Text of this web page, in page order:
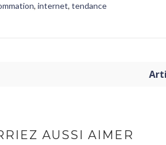
, internet, tendance
AUSSI AIMER